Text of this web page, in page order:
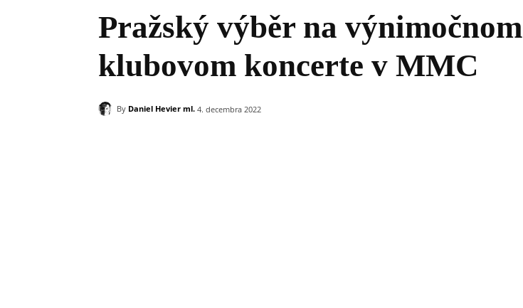
Pražský výběr na výnimočnom
klubovom koncerte v MMC
By Daniel Hevier ml. 4. decembra 2022